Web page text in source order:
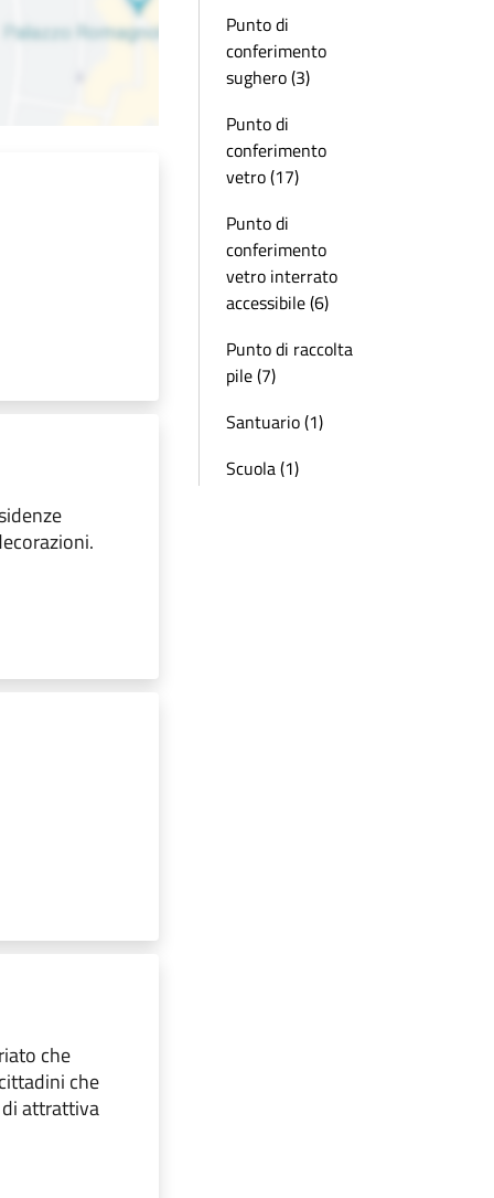
che
che
attrattiva
Punto di
conferimento
sughero (3)
Punto di
conferimento
vetro (17)
Punto di
conferimento
vetro interrato
accessibile (6)
Punto di raccolta
pile (7)
Santuario (1)
Scuola (1)